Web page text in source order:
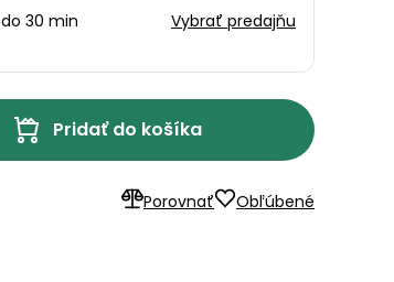
do 30 min
Vybrať predajňu
Pridať do košíka
Porovnať Obľúbené